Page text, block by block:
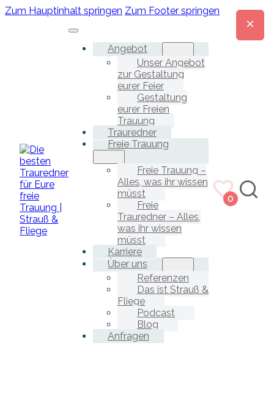
Zum Hauptinhalt springen Zum Footer springen
Angebot
Unser Angebot
zur Gestaltung
eurer Feier
Gestaltung
eurer Freien
Trauung
Trauredner
Freie Trauung
Freie Trauung –
Alles, was ihr wissen
müsst
Freie
Trauredner – Alles,
was ihr wissen
müsst
Karriere
Über uns
Referenzen
Das ist Strauß &
Fliege
Podcast
Blog
Anfragen
0